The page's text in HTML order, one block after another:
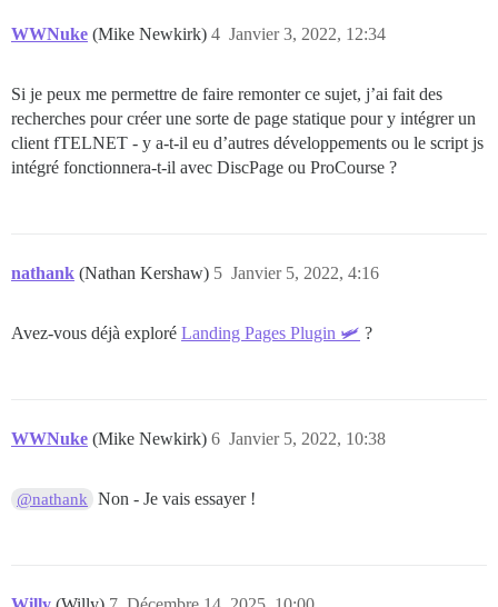
WWNuke (Mike Newkirk) Janvier 3, 2022, 12:34
4
Si je peux me permettre de faire remonter ce sujet, j’ai fait des
recherches pour créer une sorte de page statique pour y intégrer un
client fTELNET - y a-t-il eu d’autres développements ou le script js
intégré fonctionnera-t-il avec DiscPage ou ProCourse ?
nathank (Nathan Kershaw) Janvier 5, 2022, 4:16
5
Avez-vous déjà exploré Landing Pages Plugin 🛩 ?
WWNuke (Mike Newkirk) Janvier 5, 2022, 10:38
6
@nathank Non - Je vais essayer !